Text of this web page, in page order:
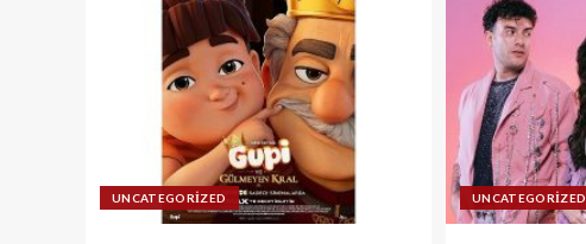
UNCATEGORIZED UNCATEGORIZED